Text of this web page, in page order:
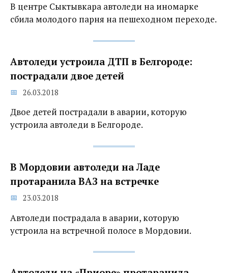
В центре Сыктывкара автоледи на иномарке
сбила молодого парня на пешеходном переходе.
Автоледи устроила ДТП в Белгороде:
пострадали двое детей
26.03.2018
Двое детей пострадали в аварии, которую
устроила автоледи в Белгороде.
В Мордовии автоледи на Ладе
протаранила ВАЗ на встречке
23.03.2018
Автоледи пострадала в аварии, которую
устроила на встречной полосе в Мордовии.